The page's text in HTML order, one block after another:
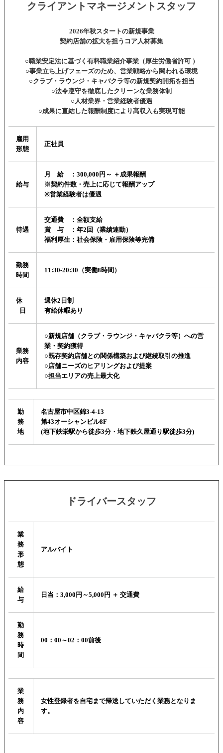
クライアントマネージメントスタッフ
2026年秋スタートの新規事業
契約店舗の拡大を担うコア人材募集
○職業安定法に基づく有料職業紹介事業（厚生労働省許可 ）
○事業立ち上げフェーズのため、営業戦略から関われる環境
○クラブ・ラウンジ・キャバクラ等の新規契約開拓を担当
○法令遵守を徹底したクリーンな業務体制
○人材業界・営業経験者優遇
○成果に直結した報酬制度により高収入も実現可能
雇用
形態
正社員
給与
月 給 ：300,000円～ ＋成果報酬
※契約件数・売上に応じて報酬アップ
※営業経験者は優遇
待遇
交通費 ：全額支給
賞 与 ：年2回（業績連動）
福利厚生：社会保険・雇用保険等完備
勤務
時間
11:30-20:30（実働8時間）
休
日
週休2日制
有給休暇あり
業務
内容
○新規店舗（クラブ・ラウンジ・キャバクラ等）への営
業・契約獲得
○既存契約店舗との関係構築および継続取引の推進
○店舗ニーズのヒアリングおよび提案
○担当エリアの売上最大化
勤
務
地
名古屋市中区錦3-4-13
第43オーシャンビル8F
(地下鉄栄駅から徒歩3分・地下鉄久屋通り駅徒歩3分)
ドライバースタッフ
業
務
形
態
アルバイト
給
与
日当：3,000円～5,000円 ＋ 交通費
勤
務
時
間
00：00～02：00前後
業
務
内
容
女性登録者を自宅まで帰送していただく業務となりま
す。